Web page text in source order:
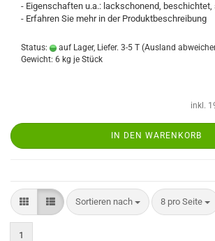
- Eigenschaften u.a.: lackschonend,
- Erfahren Sie mehr in der Produktbeschreibung
Status: auf Lager, Liefer. 3-5 T (Ausland
Gewicht: 6 kg je Stück
inkl.
IN DEN WARENKORB
Sortieren nach 8 pro Seite
1